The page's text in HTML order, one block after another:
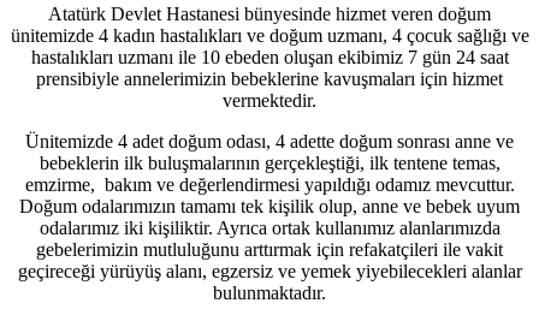
Atatürk Devlet Hastanesi bünyesinde hizmet veren doğum
ünitemizde 4 kadın hastalıkları ve doğum uzmanı, 4 çocuk sağlığı ve
hastalıkları uzmanı ile 10 ebeden oluşan ekibimiz 7 gün 24 saat
prensibiyle annelerimizin bebeklerine kavuşmaları için hizmet
vermektedir.
Ünitemizde 4 adet doğum odası, 4 adette doğum sonrası anne ve
bebeklerin ilk buluşmalarının gerçekleştiği, ilk tentene temas,
emzirme, bakım ve değerlendirmesi yapıldığı odamız mevcuttur.
Doğum odalarımızın tamamı tek kişilik olup, anne ve bebek uyum
odalarımız iki kişiliktir. Ayrıca ortak kullanımız alanlarımızda
gebelerimizin mutluluğunu arttırmak için refakatçileri ile vakit
geçireceği yürüyüş alanı, egzersiz ve yemek yiyebilecekleri alanlar
bulunmaktadır.